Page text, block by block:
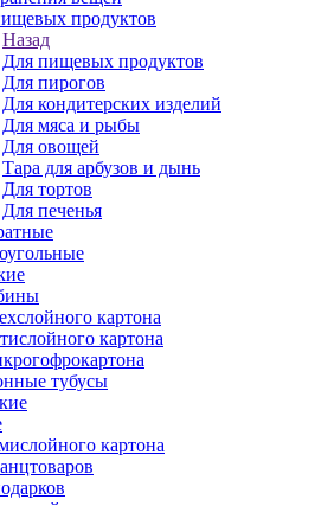
продуктов
Назад
Для пищевых продуктов
Для пирогов
Для кондитерских изделий
Для мяса и рыбы
Для овощей
Тара для арбузов и дынь
Для тортов
Для печенья
картона
картона
тубусы
картона